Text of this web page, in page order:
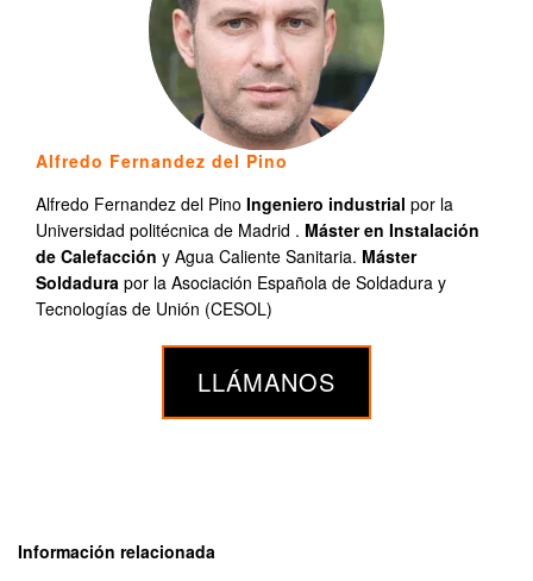
Alfredo Fernandez del Pino
Alfredo Fernandez del Pino Ingeniero industrial por la
Universidad politécnica de Madrid . Máster en Instalación
de Calefacción y Agua Caliente Sanitaria. Máster
Soldadura por la Asociación Española de Soldadura y
Tecnologías de Unión (CESOL)
LLÁMANOS
Información relacionada